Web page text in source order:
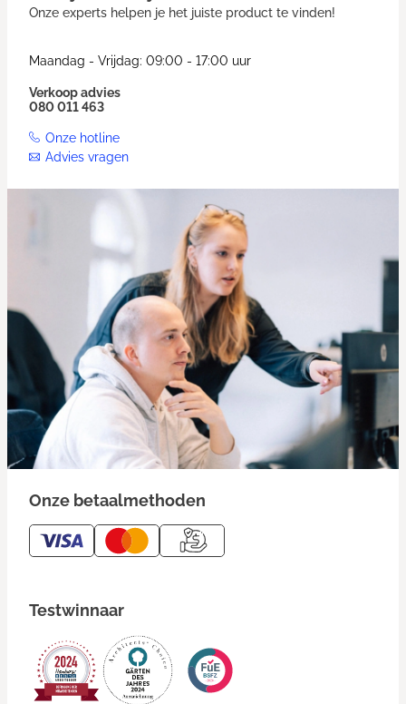
Onze experts helpen je het juiste product te vinden!
Maandag - Vrijdag: 09:00 - 17:00 uur
Verkoop advies
080 011 463
Onze hotline
Advies vragen
Onze betaalmethoden
Testwinnaar